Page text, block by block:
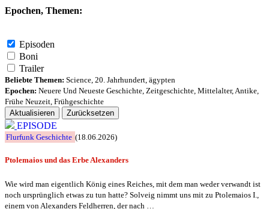
Epochen, Themen:
Episoden
Boni
Trailer
Beliebte Themen: Science 20. Jahrhundert ägypten
Epochen: Neuere Und Neueste Geschichte Zeitgeschichte Mittelalter, Antike
Frühe Neuzeit Frühgeschichte
Aktualisieren
Zurücksetzen
EPISODE
Flurfunk Geschichte (18.06.2026)
Ptolemaios und das Erbe Alexanders
Wie wird man eigentlich König eines Reiches, mit dem man weder verwandt ist
noch ursprünglich etwas zu tun hatte? Solveig nimmt uns mit zu Ptolemaios I.,
einem von Alexanders Feldherren, der nach …